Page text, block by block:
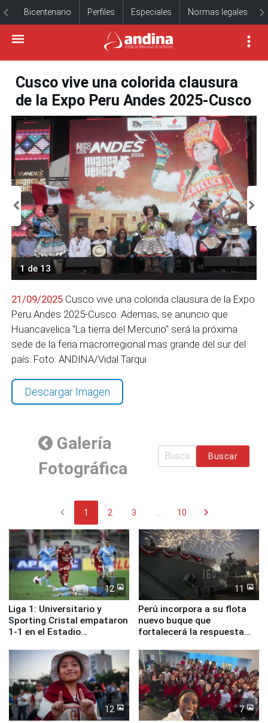
Bicentenario Perfiles Especiales Normas legales
Cusco vive una colorida clausura
de la Expo Peru Andes 2025-Cusco
1 de 13
21/09/2025 Cusco vive una colorida clausura de la Expo
Peru Andes 2025-Cusco. Ademas, se anuncio que
Huancavelica "La tierra del Mercurio" será la próxima
sede de la feria macrorregional mas grande del sur del
país. Foto: ANDINA/Vidal Tarqui
Descargar Imagen
Galería
Fotográfica
Buscar
chevron_left 1 2 3 10 chevron_right
12
Liga 1: Universitario y
Sporting Cristal empataron
1-1 en el Estadio
11
Perú incorpora a su flota
nuevo buque que
fortalecerá la respuesta
12 7